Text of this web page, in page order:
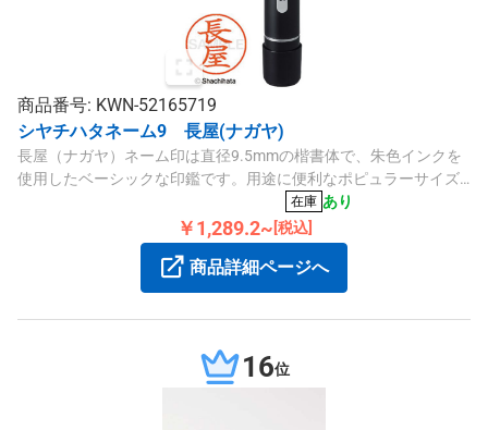
商品番号: KWN-52165719
シヤチハタネーム9 長屋(ナガヤ)
長屋（ナガヤ）ネーム印は直径9.5mmの楷書体で、朱色インクを
使用したベーシックな印鑑です。用途に便利なポピュラーサイズ
在庫 あり
￥1,289.2~ [税込]
商品詳細ページへ
16位